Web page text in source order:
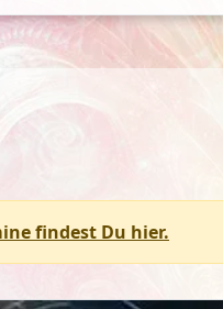
findest Du hier.